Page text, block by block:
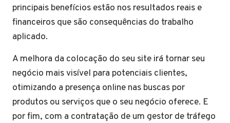
principais benefícios estão nos resultados reais e
financeiros que são consequências do trabalho
aplicado.
A melhora da colocação do seu site irá tornar seu
negócio mais visível para potenciais clientes,
otimizando a presença online nas buscas por
produtos ou serviços que o seu negócio oferece. E
por fim, com a contratação de um gestor de tráfego